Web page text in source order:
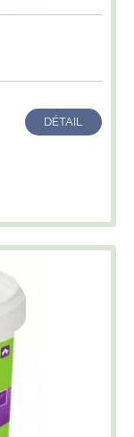
DÉTAIL